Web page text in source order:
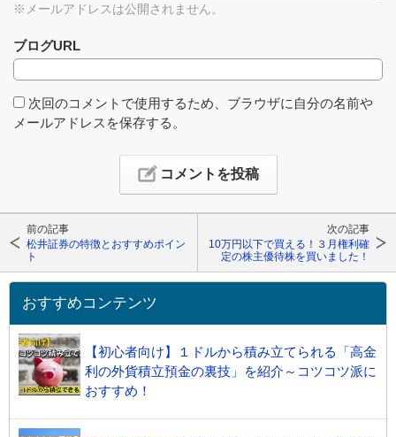
※メールアドレスは公開されません。
ブログURL
次回のコメントで使用するため、ブラウザに自分の名前や
メールアドレスを保存する。
前の記事
松井証券の特徴とおすすめポイン
ト
次の記事
10万円以下で買える！３月権利確
定の株主優待株を買いました！
おすすめコンテンツ
【初心者向け】１ドルから積み立てられる「高金
利の外貨積立預金の裏技」を紹介～コツコツ派に
おすすめ！